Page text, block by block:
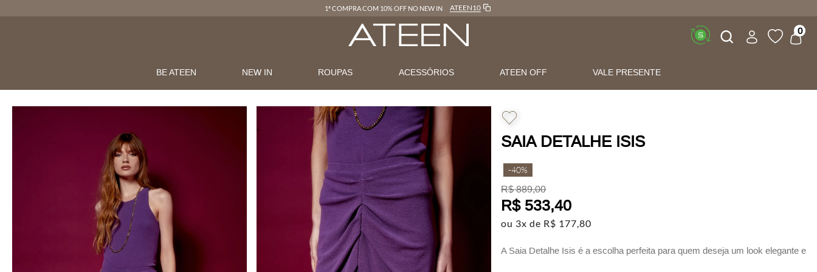
1ª COMPRA COM 10% OFF NO NEW IN ATEEN10
Buscar 0
BE ATEEN NEW IN ROUPAS ACESSÓRIOS ATEEN OFF VALE PRESENTE
SAIA DETALHE ISIS
-40%
R$ 889,00
R$ 533,40
ou 3x de R$ 177,80
A Saia Detalhe Isis é a escolha perfeita para quem deseja um look elegante e